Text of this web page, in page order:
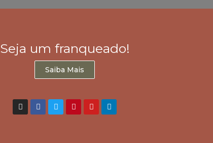
Seja um franqueado!
Saiba Mais